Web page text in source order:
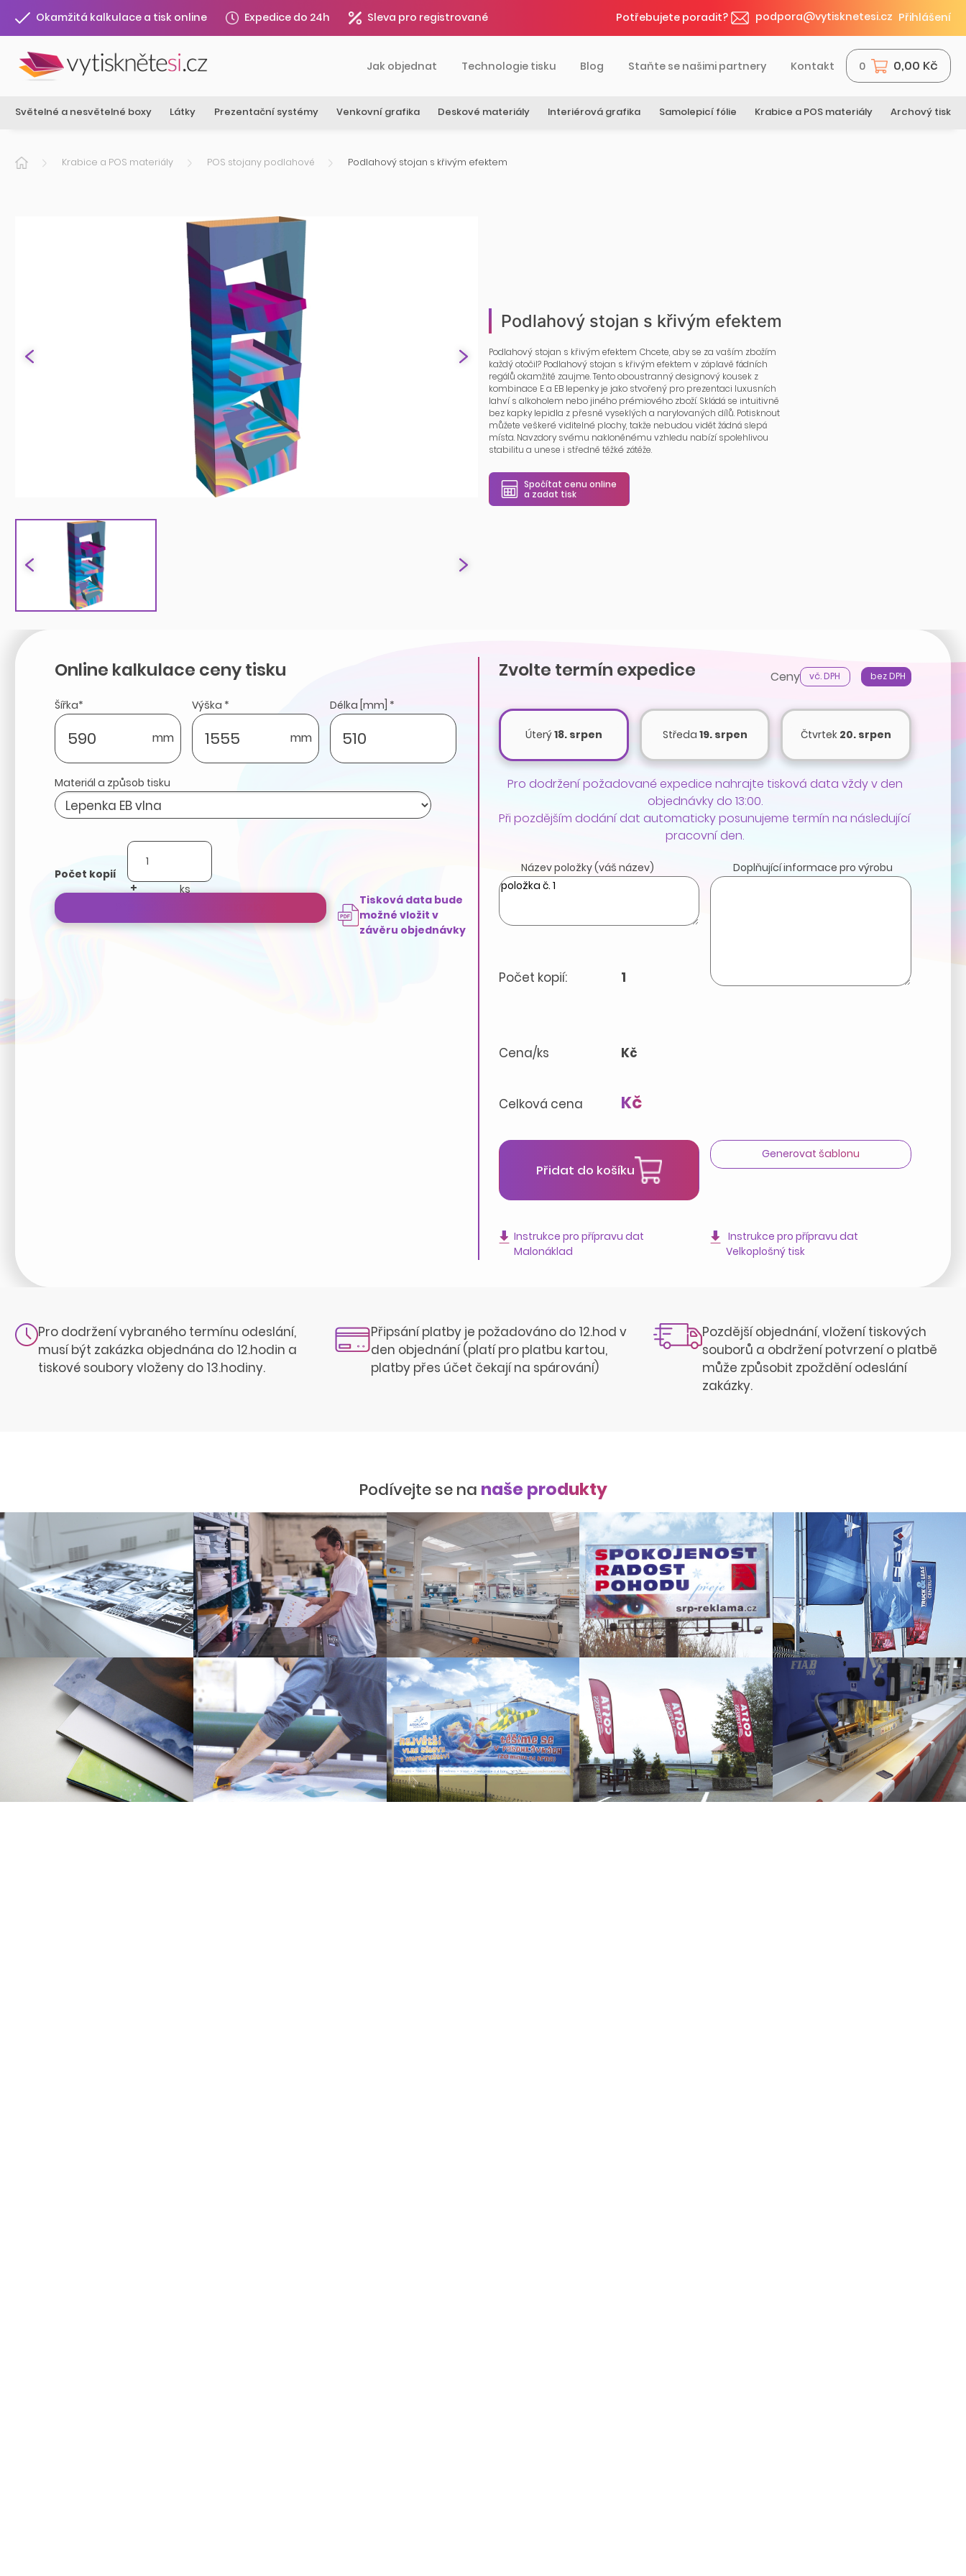
Okamžitá kalkulace a tisk online Expedice do 24h Sleva pro registrované Potřebujete poradit? podpora@vytisknetesi.cz Přihlášení
Jak objednat Technologie tisku Blog Staňte se našimi partnery Kontakt 0 0,00 Kč
Světelné a nesvětelné boxy Látky Prezentační systémy Venkovní grafika Deskové materiály Interiérová grafika Samolepicí fólie Krabice a POS materiály Archový tisk
Krabice a POS materiály POS stojany podlahové Podlahový stojan s křivým efektem
Podlahový stojan s křivým efektem
Podlahový stojan s křivým efektem Chcete, aby se za vaším zbožím
každý otočil? Podlahový stojan s křivým efektem v záplavě fádních
regálů okamžitě zaujme. Tento oboustranný designový kousek z
kombinace E a EB lepenky je jako stvořený pro prezentaci luxusních
lahví s alkoholem nebo jiného prémiového zboží. Skládá se intuitivně
bez kapky lepidla z přesně vyseklých a narylovaných dílů. Potisknout
můžete veškeré viditelné plochy, takže nebudou vidět žádná slepá
místa. Navzdory svému nakloněnému vzhledu nabízí spolehlivou
stabilitu a unese i středně těžké zátěže.
Spočítat cenu online
a zadat tisk
Online kalkulace ceny tisku
Šířka*
mm
Výška *
mm
Délka [mm] *
Materiál a způsob tisku
Počet kopií
+
Tisková data bude
možné vložit v
závěru objednávky
Zvolte termín expedice Ceny vč. DPH bez DPH
Úterý18. srpen Středa 19. srpen Čtvrtek 20. srpen
Pro dodržení požadované expedice nahrajte tisková data vždy v den
objednávky do 13:00.
Při pozdějším dodání dat automaticky posunujeme termín na následující
pracovní den.
Název položky (váš název)
Počet kopií: 1
Cena/ks Kč
Celková cena Kč
Doplňující informace pro výrobu
Přidat do košíku
Generovat šablonu
Instrukce pro přípravu dat
Malonáklad
Instrukce pro přípravu dat
Velkoplošný tisk
Pro dodržení vybraného termínu odeslání,
musí být zakázka objednána do 12.hodin a
tiskové soubory vloženy do 13.hodiny.
Připsání platby je požadováno do 12.hod v
den objednání (platí pro platbu kartou,
platby přes účet čekají na spárování)
Pozdější objednání, vložení tiskových
souborů a obdržení potvrzení o platbě
může způsobit zpoždění odeslání
zakázky.
Podívejte se na naše produkty